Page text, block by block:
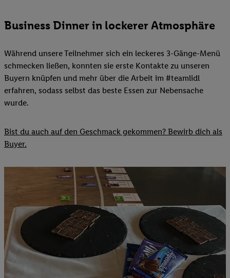
Business Dinner in lockerer Atmosphäre
Während unsere Teilnehmer sich ein leckeres 3-Gänge-Menü
schmecken ließen, konnten sie erste Kontakte zu unseren
Buyern knüpfen und mehr über die Arbeit im #teamlidl
erfahren, sodass selbst das beste Essen zur Nebensache
wurde.
Bist du auch auf den Geschmack gekommen? Bewirb dich als
Buyer.